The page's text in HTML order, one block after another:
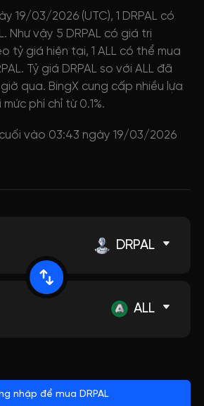
19/03/2026 (UTC), 1 DRPAL có
Như vậy 5 DRPAL có giá trị
tỷ giá hiện tại, 1 ALL có thể mua
Tỷ giá DRPAL so với ALL đã
qua. BingX cung cấp nhiều lựa
phí chỉ từ 0.1%.
vào 03:43 ngày 19/03/2026
DRPAL
ALL
nhập để mua DRPAL